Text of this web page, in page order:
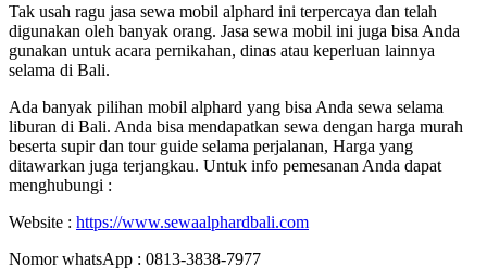
Tak usah ragu jasa sewa mobil alphard ini terpercaya dan telah
digunakan oleh banyak orang. Jasa sewa mobil ini juga bisa Anda
gunakan untuk acara pernikahan, dinas atau keperluan lainnya
selama di Bali.
Ada banyak pilihan mobil alphard yang bisa Anda sewa selama
liburan di Bali. Anda bisa mendapatkan sewa dengan harga murah
beserta supir dan tour guide selama perjalanan, Harga yang
ditawarkan juga terjangkau. Untuk info pemesanan Anda dapat
menghubungi :
Website : https://www.sewaalphardbali.com
Nomor whatsApp : 0813-3838-7977